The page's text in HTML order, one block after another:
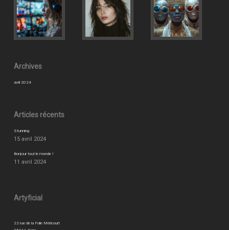
Archives
avril 2024
Articles récents
Stunning
15 avril 2024
Bonjour tout le monde !
11 avril 2024
Artyficial
22 rue de la Folie Méricourt